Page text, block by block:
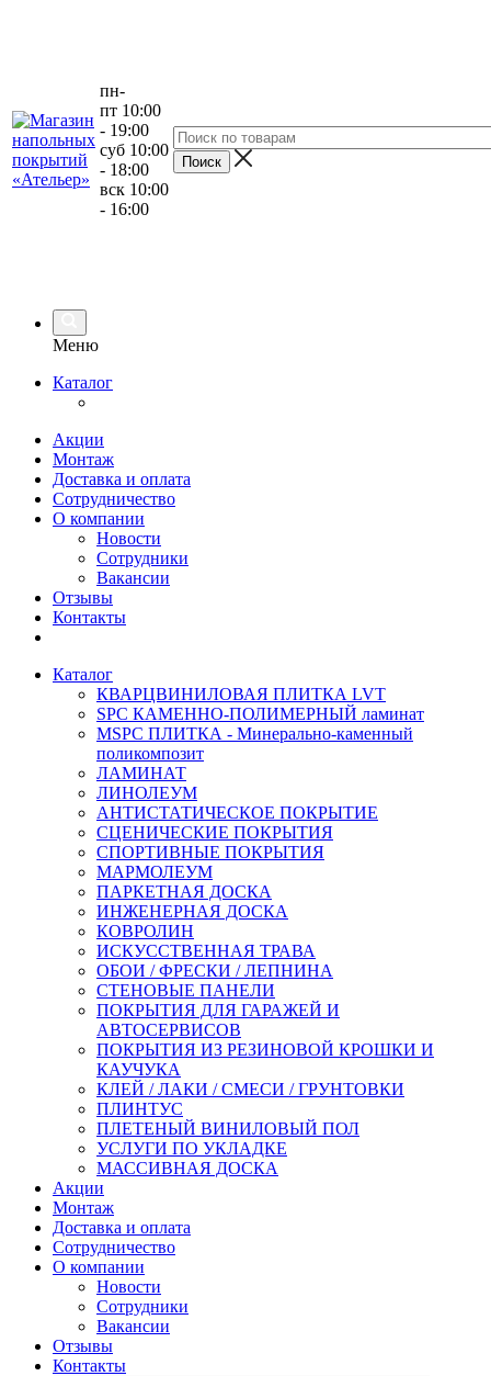
пн-
пт 10:00
- 19:00
суб 10:00
- 18:00
вск 10:00
- 16:00
Меню
Каталог
Акции
Монтаж
Доставка и оплата
Сотрудничество
О компании
Новости
Сотрудники
Вакансии
Отзывы
Контакты
Каталог
КВАРЦВИНИЛОВАЯ ПЛИТКА LVT
SPC КАМЕННО-ПОЛИМЕРНЫЙ ламинат
MSPC ПЛИТКА - Минерально-каменный
поликомпозит
ЛАМИНАТ
ЛИНОЛЕУМ
АНТИСТАТИЧЕСКОЕ ПОКРЫТИЕ
СЦЕНИЧЕСКИЕ ПОКРЫТИЯ
СПОРТИВНЫЕ ПОКРЫТИЯ
МАРМОЛЕУМ
ПАРКЕТНАЯ ДОСКА
ИНЖЕНЕРНАЯ ДОСКА
КОВРОЛИН
ИСКУССТВЕННАЯ ТРАВА
ОБОИ / ФРЕСКИ / ЛЕПНИНА
СТЕНОВЫЕ ПАНЕЛИ
ПОКРЫТИЯ ДЛЯ ГАРАЖЕЙ И
АВТОСЕРВИСОВ
ПОКРЫТИЯ ИЗ РЕЗИНОВОЙ КРОШКИ И
КАУЧУКА
КЛЕЙ / ЛАКИ / СМЕСИ / ГРУНТОВКИ
ПЛИНТУС
ПЛЕТЕНЫЙ ВИНИЛОВЫЙ ПОЛ
УСЛУГИ ПО УКЛАДКЕ
МАССИВНАЯ ДОСКА
Акции
Монтаж
Доставка и оплата
Сотрудничество
О компании
Новости
Сотрудники
Вакансии
Отзывы
Контакты